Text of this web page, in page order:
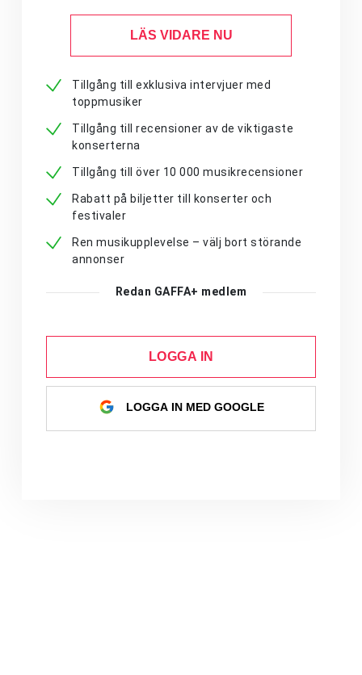
LÄS VIDARE NU
Tillgång till exklusiva intervjuer med
toppmusiker
Tillgång till recensioner av de viktigaste
konserterna
Tillgång till över 10 000 musikrecensioner
Rabatt på biljetter till konserter och
festivaler
Ren musikupplevelse – välj bort störande
annonser
Redan GAFFA+ medlem
LOGGA IN
LOGGA IN MED GOOGLE